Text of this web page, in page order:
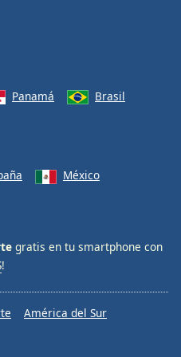
Panamá
Brasil
México
gratis en tu smartphone con
!
América del Sur